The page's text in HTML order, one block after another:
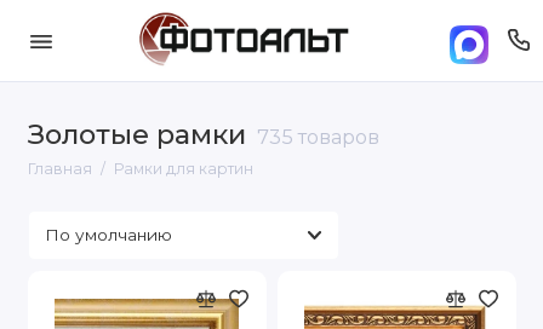
Золотые рамки 735 товаров
Главная Рамки для картин